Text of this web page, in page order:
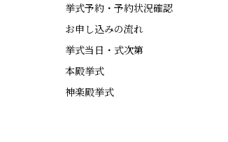
挙式予約・予約状況確認
お申し込みの流れ
挙式当日・式次第
本殿挙式
神楽殿挙式